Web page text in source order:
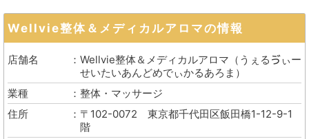
Wellvie整体＆メディカルアロマの情報
店舗名 Wellvie整体＆メディカルアロマ （ うぇるゔぃー
せいたいあんどめでぃかるあろま ）
業種
整体・マッサージ
住所
〒102-0072 東京都千代田区飯田橋1-12-9-1
階